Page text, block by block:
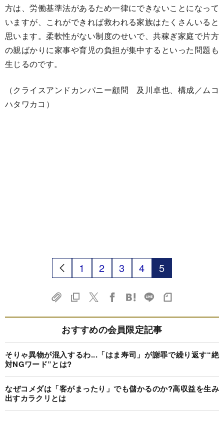
方は、労働基準法があるため一律にできないことになって
いますが、これができれば救われる家族はたくさんいると
思います。柔軟性がない制度のせいで、共稼ぎ家庭で片方
の親ばかりに家事や育児の負担が集中するといった問題も
生じるのです。
（クライスアンドカンパニー顧問 及川卓也、構成／ムコ
ハタワカコ）
1 2 3 4 5
おすすめの会員限定記事
そりゃ異物が混入するわ...「はま寿司」が謝罪で繰り返す“絶
対NGワード”とは?
なぜコメダは「客がまったり」でも儲かるのか?高収益を生み
出すカラクリとは